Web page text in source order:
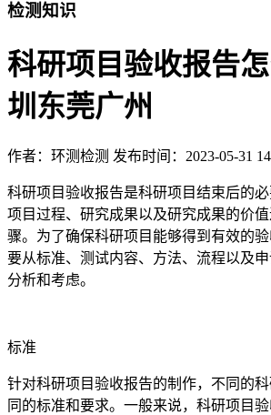
检测知识
科研项目验收报告
圳东莞广州
作者：环测检测 发布时间：2023-05-31
科研项目验收报告是科研项目结束后的
项目过程、研究成果以及研究成果的价
骤。为了确保科研项目能够得到有效的
要从标准、测试内容、方法、流程以及
分析和考虑。
标准
针对科研项目验收报告的制作，不同的
同的标准和要求。一般来说，科研项目